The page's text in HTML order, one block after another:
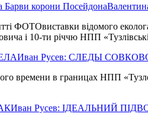
ФОТОвиставки відомого
і 10-ти річчю НПП
Иван Русев: СЛЕДЫ
времени в границах НПП
Иван Русев: ІДЕАЛЬНИЙ